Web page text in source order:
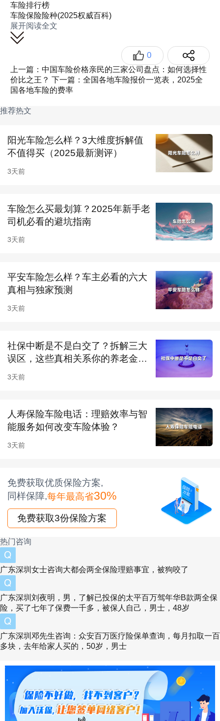
「车险服务」模块输入车辆VIN码，系统自动调
用中保信平台历史出险数据，报价精准度达
太平洋车险：微信搜索“太平洋车险”小程序，支
持拍照识别行驶证信息，商业险保费预估误差率
控制在±5%以内。
源车主可额外获取电池衰减保障专项报价。
全行业比价工具
持商业险条款差异可视化解读。保监会备案平台
「沃保网」则提供历史价格波动曲线查询，帮助
三、获取最优车险报价的三大实战技巧
技巧1：巧用浮动系数校准报价
2025年起全国推行“车型风险分级定价”，同品牌
动驾驶系统的车辆，其车损险费率较传统车型低
12%-15%。在太平车险官网输入车辆型号时，
技巧2：动态验证区域优惠政策
各保司在省会城市与地级市设有差异化补贴。泰
时额外赠送100公里半径内免费拖车服务，该优
惠需在App端手动勾选生效。通过中华车险公众
号领取代金券后，商业险保费最高可抵扣8.5%。
季度末、保险法修订过渡期（如2025年3月新能
源车险新规实施前后）通常是优惠集中释放期。
太平洋车险在2025年1-2月开展的“暖冬计
划”中，对零出险用户额外开放3.8%的续保折
扣。京东金融比价平台则在每月25日发放“早鸟
补贴”，早9点前完成投保可叠加使用。
车险排行榜
车险保险险种(2025权威百科)
展开阅读全文
0
上一篇：中国车险价格亲民的三家公司盘点：如何选择性
价比之王？ 下一篇：全国各地车险报价一览表，2025全
国各地车险的费率
推荐热文
阳光车险怎么样？3大维度拆解值
不值得买（2025最新测评）
3天前
车险怎么买最划算？2025年新手老
司机必看的避坑指南
3天前
平安车险怎么样？车主必看的六大
真相与独家预测
3天前
社保中断是不是白交了？拆解三大
误区，这些真相关系你的养老金和
3天前
人寿保险车险电话：理赔效率与智
能服务如何改变车险体验？
3天前
免费获取优质保险方案,
同样保障,每年最高省30%
免费获取3份保险方案
热门咨询
广东深圳女士咨询大都会两全保险理赔事宜，被狗咬了
广东深圳刘夜明，男，了解已投保的太平百万驾年华B款两全保
险，买了七年了保费一千多，被保人自己，男士，48岁
广东深圳邓先生咨询：众安百万医疗险保单查询，每月扣取一百
多块，去年给家人买的，50岁，男士